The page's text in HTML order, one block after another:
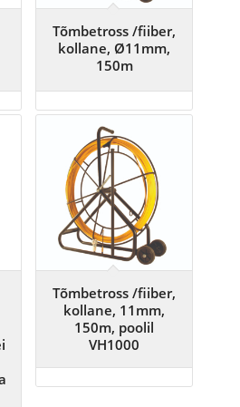
Tõmbetross /fiiber,
kollane, Ø11mm,
150m
Tõmbetross /fiiber,
kollane, 11mm,
150m, poolil
VH1000